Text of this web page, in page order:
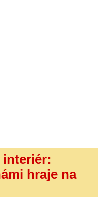
interiér:
hraje na